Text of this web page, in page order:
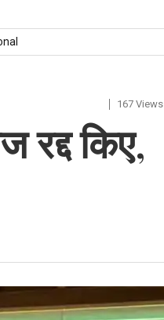
167 Views
रद्द किए,